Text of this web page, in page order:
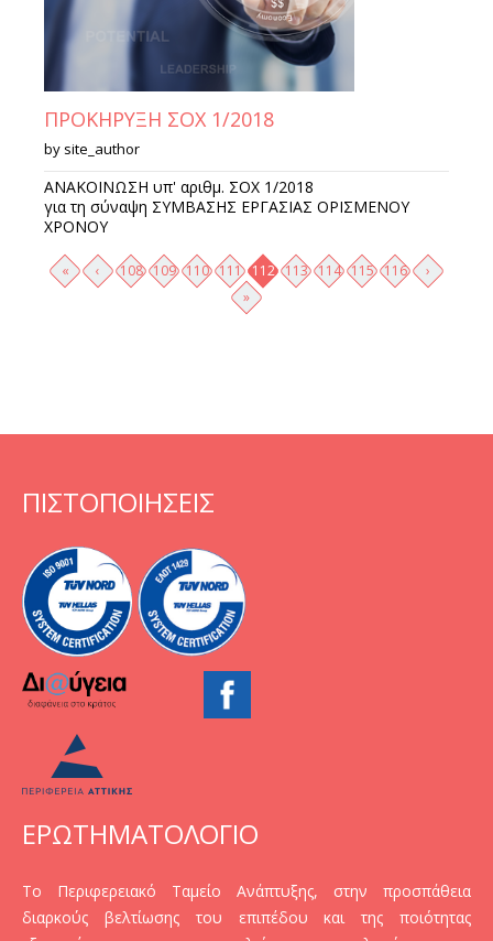
ΠΡΟΚΗΡΥΞΗ ΣΟΧ 1/2018
by site_author
ΑΝΑΚΟΙΝΩΣΗ υπ' αριθμ. ΣΟΧ 1/2018
για τη σύναψη ΣΥΜΒΑΣΗΣ ΕΡΓΑΣΙΑΣ ΟΡΙΣΜΕΝΟΥ
ΧΡΟΝΟΥ
Σελίδες
« ‹ 108 109 110 111 112 113 114 115 116
›
»
ΠΙΣΤΟΠΟΙΗΣΕΙΣ
ΕΡΩΤΗΜΑΤΟΛΟΓΙΟ
Το Περιφερειακό Ταμείο Ανάπτυξης, στην προσπάθεια
διαρκούς βελτίωσης του επιπέδου και της ποιότητας